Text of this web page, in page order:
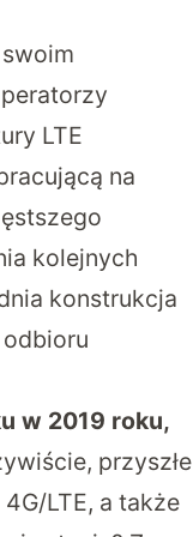
LTE
na
kolejnych
konstrukcja
w 2019 roku,
przyszłe
LTE, a także